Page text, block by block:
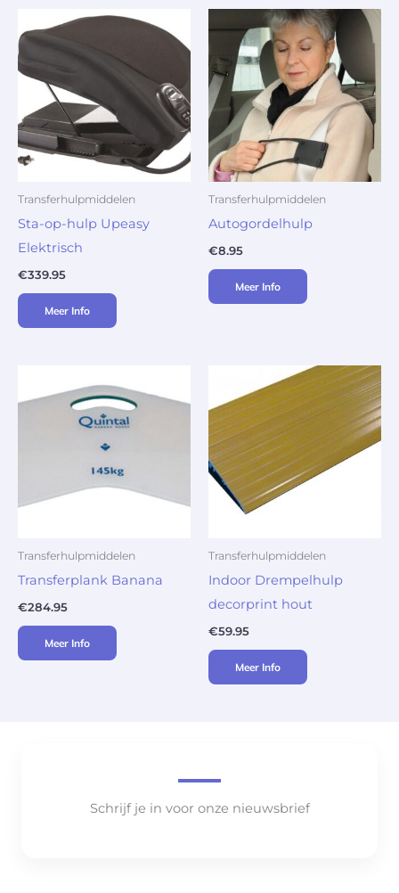
Transferhulpmiddelen
Sta-op-hulp Upeasy
Elektrisch
€339.95
Meer Info
Transferhulpmiddelen
Autogordelhulp
€8.95
Meer Info
Transferhulpmiddelen
Transferplank Banana
€284.95
Meer Info
Transferhulpmiddelen
Indoor Drempelhulp
decorprint hout
€59.95
Meer Info
Schrijf je in voor onze nieuwsbrief